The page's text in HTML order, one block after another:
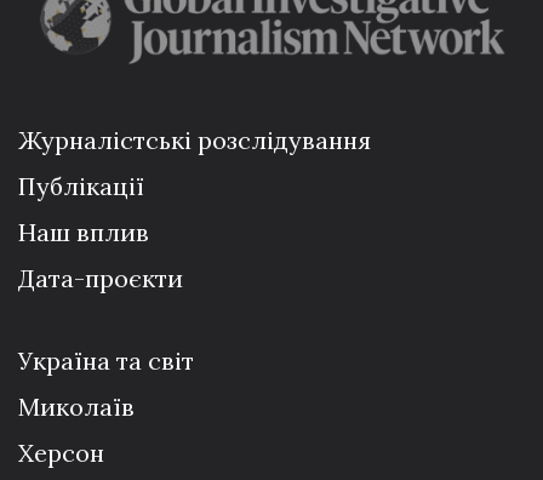
Журналістські розслідування
Публікації
Наш вплив
Дата-проєкти
Україна та світ
Миколаїв
Херсон